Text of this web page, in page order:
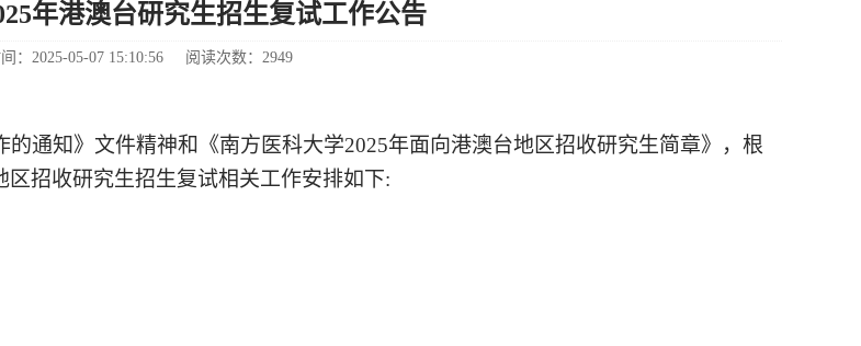
年港澳台研究生招生复试工作公告
：2025-05-07 15:10:56 阅读次数： 2949
通知》文件精神和《南方医科大学2025年面向港澳台地区招收研究生简章》，根
区招收研究生招生复试相关工作安排如下: